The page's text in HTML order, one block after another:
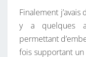
Finalement
y a quelques
permettant
fois supportant